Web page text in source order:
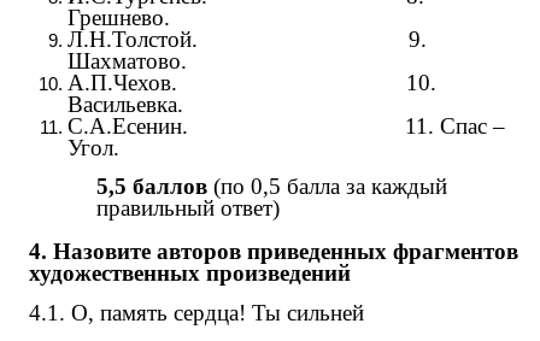
Грешнево.
Л.Н.Толстой. 9.
Шахматово.
А.П.Чехов. 10.
Васильевка.
С.А.Есенин. 11. Спас –
Угол.
5,5 баллов (по 0,5 балла за каждый
правильный ответ)
4. Назовите авторов приведенных фрагментов
художественных произведений
4.1. О, память сердца! Ты сильней